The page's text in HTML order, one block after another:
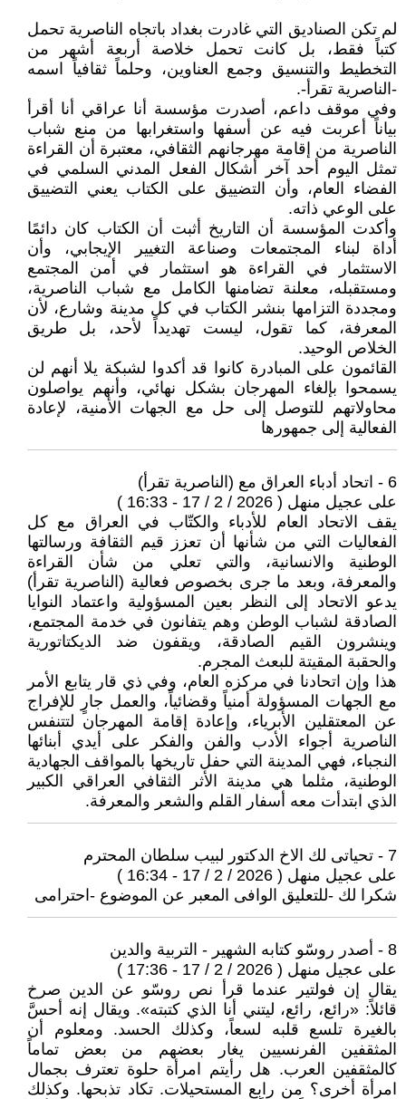
لم تكن الصناديق التي غادرت بغداد باتجاه الناصرية تحمل
كتباً فقط، بل كانت تحمل خلاصة أربعة أشهر من
التخطيط والتنسيق وجمع العناوين، وحلماً ثقافياً اسمه
-الناصرية تقرأ-.
وفي موقف داعم، أصدرت مؤسسة أنا عراقي أنا أقرأ
بياناً أعربت فيه عن أسفها واستغرابها من منع شباب
الناصرية من إقامة مهرجانهم الثقافي، معتبرة أن القراءة
تمثل اليوم أحد آخر أشكال الفعل المدني السلمي في
الفضاء العام، وأن التضييق على الكتاب يعني التضييق
على الوعي ذاته.
وأكدت المؤسسة أن التاريخ أثبت أن الكتاب كان دائمًا
أداة لبناء المجتمعات وصناعة التغيير الإيجابي، وأن
الاستثمار في القراءة هو استثمار في أمن المجتمع
ومستقبله، معلنة تضامنها الكامل مع شباب الناصرية،
ومجددة التزامها بنشر الكتاب في كل مدينة وشارع، لأن
المعرفة، كما تقول، ليست تهديداً لأحد، بل طريق
الخلاص الوحيد.
القائمون على المبادرة كانوا قد أكدوا لشبكة يلا أنهم لن
يسمحوا بإلغاء المهرجان بشكل نهائي، وأنهم يواصلون
محاولاتهم للتوصل إلى حل مع الجهات الأمنية، لإعادة
الفعالية إلى جمهورها
6 - اتحاد أدباء العراق مع (الناصرية تقرأ)
على عجيل منهل ( 2026 / 2 / 17 - 16:33 )
يقف الاتحاد العام للأدباء والكتّاب في العراق مع كل
الفعاليات التي من شأنها أن تعزز قيم الثقافة ورسالتها
الوطنية والانسانية، والتي تعلي من شأن القراءة
والمعرفة، وبعد ما جرى بخصوص فعالية (الناصرية تقرأ)
يدعو الاتحاد إلى النظر بعين المسؤولية واعتماد النوايا
الصادقة لشباب الوطن وهم يتفانون في خدمة المجتمع،
وينشرون القيم الصادقة، ويقفون ضد الديكتاتورية
والحقبة المقيتة للبعث المجرم.
‏هذا وإن اتحادنا في مركزه العام، وفي ذي قار يتابع الأمر
مع الجهات المسؤولة أمنياً وقضائياً، والعمل جارٍ للإفراج
عن المعتقلين الأبرياء، وإعادة إقامة المهرجان لتتنفس
الناصرية أجواء الأدب والفن والفكر على أيدي أبنائها
النجباء، فهي المدينة التي حفل تاريخها بالمواقف الجهادية
الوطنية، مثلما هي مدينة الأثر الثقافي العراقي الكبير
الذي ابتدأت معه أسفار القلم والشعر والمعرفة.
7 - تحياتى لك الاخ الدكتور لبيب سلطان المحترم
على عجيل منهل ( 2026 / 2 / 17 - 16:34 )
شكرا لك -للتعليق الوافى المعبر عن الموضوع -احترامى
8 - أصدر روسّو كتابه الشهير - التربية والدين
على عجيل منهل ( 2026 / 2 / 17 - 17:36 )
يقال إن فولتير عندما قرأ نص روسّو عن الدين صرخ
قائلاً: «رائع، رائع، ليتني أنا الذي كتبته». ويقال إنه أحسَّ
بالغيرة تلسع قلبه لسعاً، وكذلك الحسد. ومعلوم أن
المثقفين الفرنسيين يغار بعضهم من بعض تماماً
كالمثقفين العرب. هل رأيتم امرأة حلوة تعترف بجمال
امرأة أخرى؟ من رابع المستحيلات. تكاد تذبحها. وكذلك